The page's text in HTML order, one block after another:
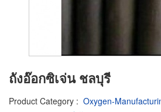
ถังอ๊อกซิเจ่น ชลบุรี
Product Category : Oxygen-